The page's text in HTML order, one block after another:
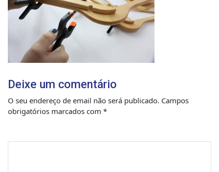
Deixe um comentário
O seu endereço de email não será publicado. Campos
obrigatórios marcados com *